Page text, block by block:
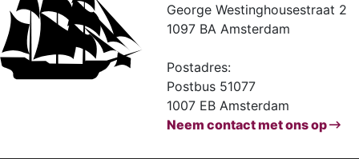
George Westinghousestraat 2
1097 BA Amsterdam
Postadres:
Postbus 51077
1007 EB Amsterdam
Neem contact met ons op